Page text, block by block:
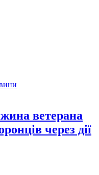
ветерана
через дії